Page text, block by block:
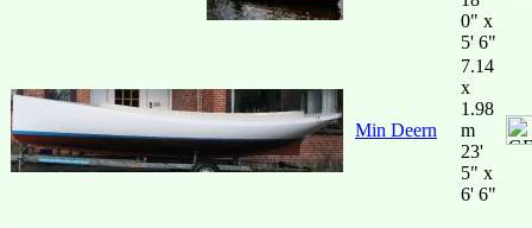
0" x
5' 6"
Min Deern
7.14
x
1.98
m
23'
5" x
6' 6"